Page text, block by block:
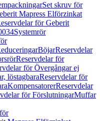
Set skruv för
Mapress Elförzinkat
för Geberit
Systemrör
BöjarReservdelar
Reservdelar för
för Övergångar ej
löstagbaraReservdelar för
KompensatorerReservdelar
för FörslutningarMuffar